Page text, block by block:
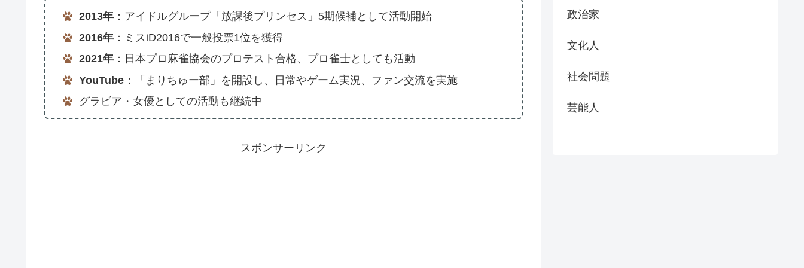
2013年 ：アイドルグループ「放課後プリンセス」5期候補として活動開始
2016年 ：ミスiD2016で一般投票1位を獲得
2021年 ：日本プロ麻雀協会のプロテスト合格、プロ雀士としても活動
YouTube ：「まりちゅー部」を開設し、日常やゲーム実況、ファン交流を実施
グラビア・女優としての活動も継続中
スポンサーリンク
政治家
文化人
社会問題
芸能人